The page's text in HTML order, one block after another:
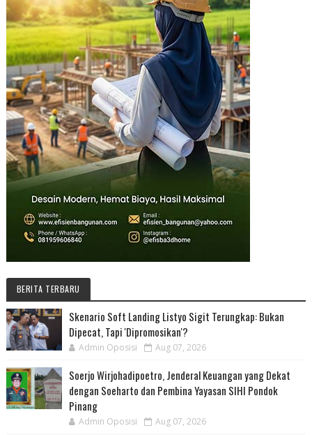
BERITA TERBARU
Skenario Soft Landing Listyo Sigit Terungkap: Bukan
Dipecat, Tapi 'Dipromosikan'?
Admin Oposisi Aug 07, 2026
Soerjo Wirjohadipoetro, Jenderal Keuangan yang Dekat
dengan Soeharto dan Pembina Yayasan SIHI Pondok
Pinang
Admin Oposisi Aug 07, 2026